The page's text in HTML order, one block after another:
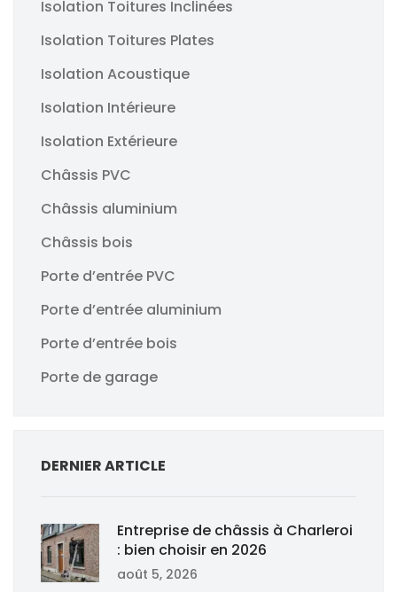
Isolation Toitures Inclinées
Isolation Toitures Plates
Isolation Acoustique
Isolation Intérieure
Isolation Extérieure
Châssis PVC
Châssis aluminium
Châssis bois
Porte d’entrée PVC
Porte d’entrée aluminium
Porte d’entrée bois
Porte de garage
DERNIER ARTICLE
Entreprise de châssis à Charleroi
: bien choisir en 2026
août 5, 2026